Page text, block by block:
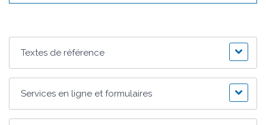
Textes de référence
Services en ligne et formulaires